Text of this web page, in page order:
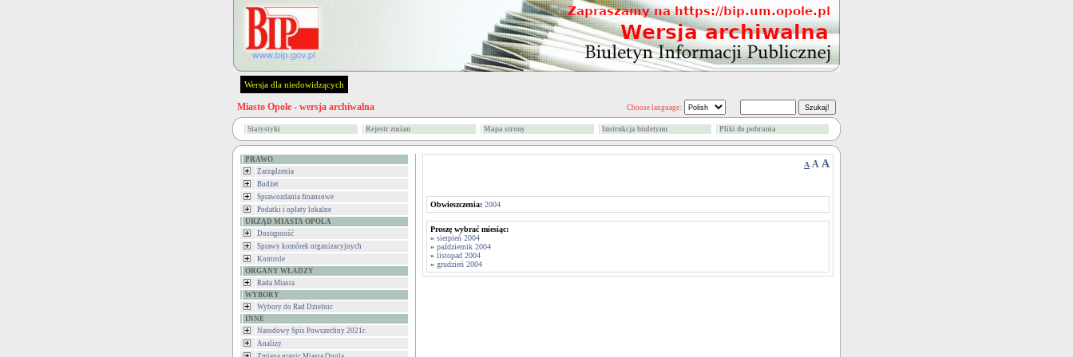
Wersja dla niedowidzących
Miasto Opole - wersja archiwalna Choose language:
Statystyki Rejestr zmian Mapa strony Instrukcja biuletynu Pliki do pobrania
PRAWO
Zarządzenia
Budżet
Sprawozdania finansowe
Podatki i opłaty lokalne
URZĄD MIASTA OPOLA
Dostępność
Sprawy komórek organizacyjnych
Kontrole
ORGANY WŁADZY
Rada Miasta
WYBORY
Wybory do Rad Dzielnic
INNE
Narodowy Spis Powszechny 2021r.
Analizy
A A A
Obwieszczenia: 2004
Proszę wybrać miesiąc:
» sierpień 2004
» październik 2004
» listopad 2004
» grudzień 2004